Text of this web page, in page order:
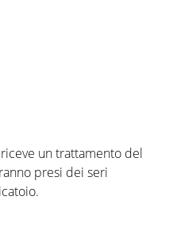
un trattamento del
presi dei seri